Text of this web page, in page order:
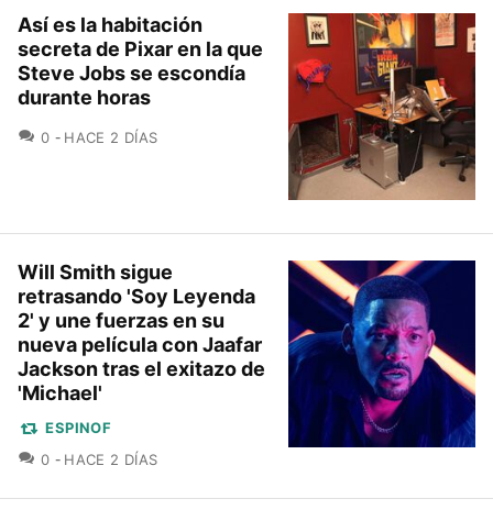
Así es la habitación
secreta de Pixar en la que
Steve Jobs se escondía
durante horas
0 COMENTARIOS
HACE 2 DÍAS
Will Smith sigue
retrasando 'Soy Leyenda
2' y une fuerzas en su
nueva película con Jaafar
Jackson tras el exitazo de
'Michael'
ESPINOF
0 COMENTARIOS
HACE 2 DÍAS